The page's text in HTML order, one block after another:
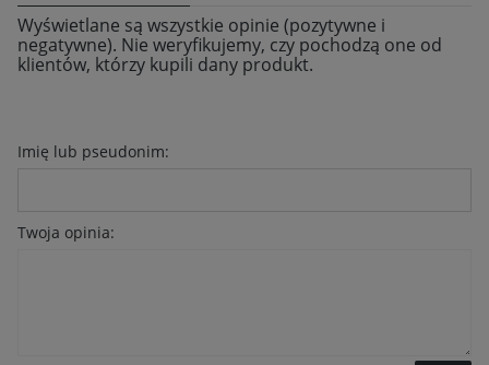
Wyświetlane są wszystkie opinie (pozytywne i
negatywne). Nie weryfikujemy, czy pochodzą one od
klientów, którzy kupili dany produkt.
Imię lub pseudonim:
Twoja opinia: